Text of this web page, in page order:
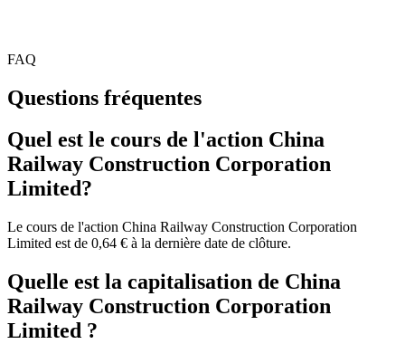
FAQ
Questions fréquentes
Quel est le cours de l'action China
Railway Construction Corporation
Limited?
Le cours de l'action China Railway Construction Corporation
Limited est de 0,64 € à la dernière date de clôture.
Quelle est la capitalisation de China
Railway Construction Corporation
Limited ?